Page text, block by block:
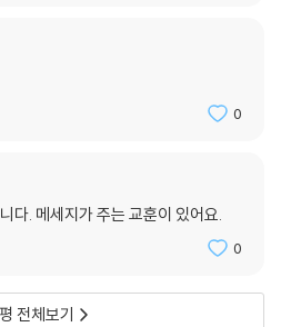
0
다. 메세지가 주는 교훈이 있어요.
0
전체보기